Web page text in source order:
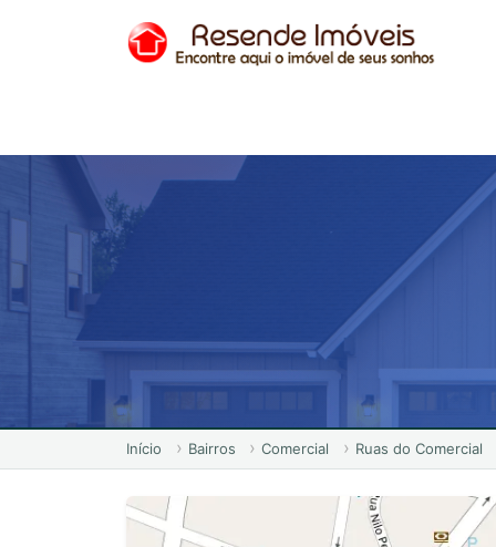
Início Bairros Comercial Ruas do Comercial